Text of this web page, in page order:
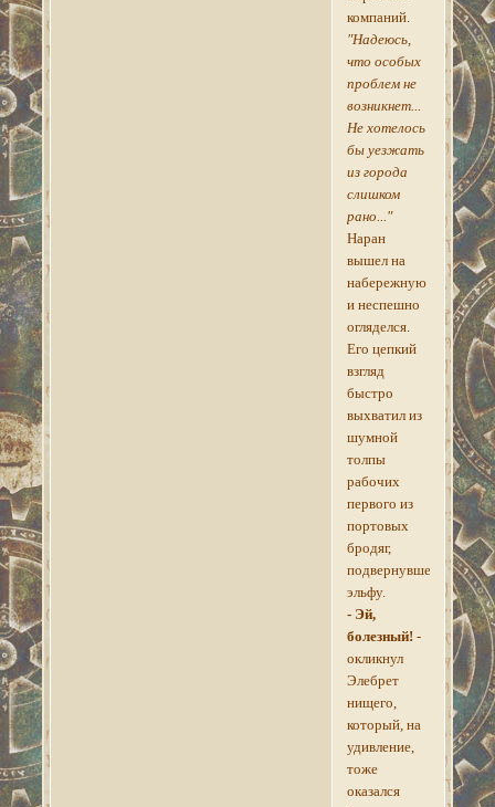
компаний.
"Надеюсь,
что особых
проблем не
возникнет...
Не хотелось
бы уезжать
из города
слишком
рано..."
Наран
вышел на
набережную
и неспешно
огляделся.
Его цепкий
взгляд
быстро
выхватил из
шумной
толпы
рабочих
первого из
портовых
бродяг,
подвернувшегося
эльфу.
- Эй,
болезный! -
окликнул
Элебрет
нищего,
который, на
удивление,
тоже
оказался